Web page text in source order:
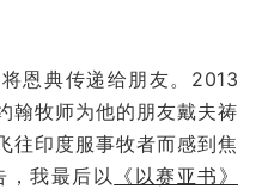
恩典传递给朋友。2013
翰牧师为他的朋友戴夫祷
往印度服事牧者而感到焦
，我最后以 《以赛亚书》